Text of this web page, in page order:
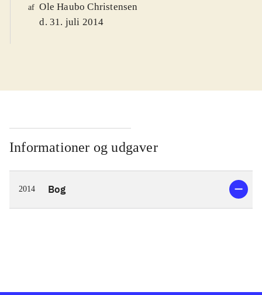
af Ole Haubo Christensen
d. 31. juli 2014
Informationer og udgaver
2014 Bog